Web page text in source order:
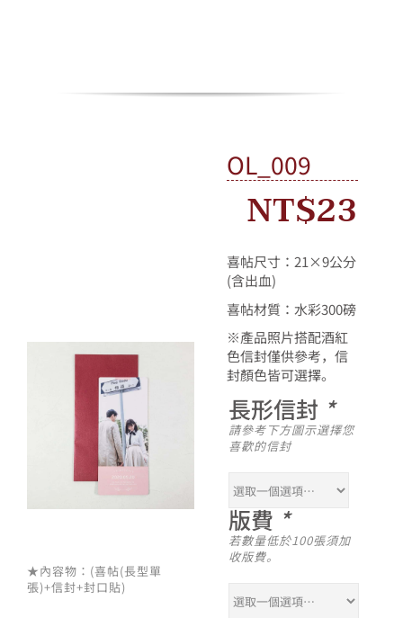
Navigation
★內容物：(喜帖(長型單
張)+信封+封口貼)
OL_009
NT$23
喜帖尺寸：21×9公分
(含出血)
喜帖材質：水彩300磅
※產品照片搭配酒紅
色信封僅供參考，信
封顏色皆可選擇。
長形信封 *
請參考下方圖示選擇您
喜歡的信封
版費 *
若數量低於100張須加
收版費。